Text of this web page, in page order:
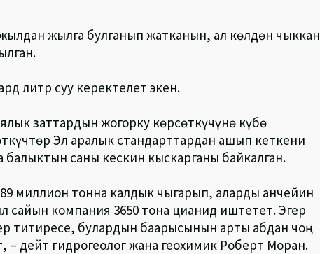
жылга булганып жатканын, ал көлдөн чыккан
литр суу керектелет экен.
заттардын жогорку көрсөткүчүнө күбө
Эл аралык стандарттардан ашып кеткени
саны кескин кыскарганы байкалган.
миллион тонна калдык чыгарып, аларды анчейин
компания 3650 тона цианид иштетет. Эгер
титиресе, булардын баарысынын арты абдан чоң
– дейт гидрогеолог жана геохимик Роберт Моран.